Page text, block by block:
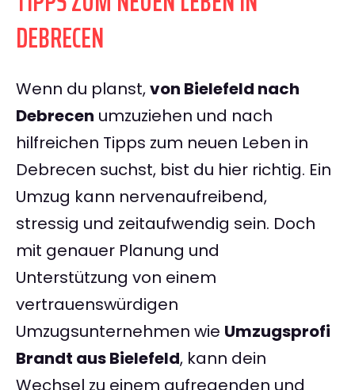
DEBRECEN
Wenn du planst,von Bielefeld nach
Debrecen umzuziehen und nach
hilfreichen Tipps zum neuen Leben in
Debrecen suchst, bist du hier richtig. Ein
Umzug kann nervenaufreibend,
stressig und zeitaufwendig sein. Doch
mit genauer Planung und
Unterstützung von einem
vertrauenswürdigen
Umzugsunternehmen wie Umzugsprofi
Brandt aus Bielefeld, kann dein